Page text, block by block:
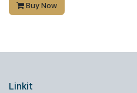
Buy Now
Linkit